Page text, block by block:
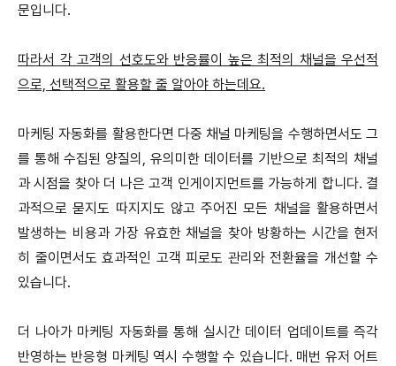
문입니다.
따라서 각 고객의 선호도와 반응률이 높은 최적의 채널을 우선적
으로, 선택적으로 활용할 줄 알아야 하는데요.
마케팅 자동화를 활용한다면 다중 채널 마케팅을 수행하면서도 그
를 통해 수집된 양질의, 유의미한 데이터를 기반으로 최적의 채널
과 시점을 찾아 더 나은 고객 인게이지먼트를 가능하게 합니다. 결
과적으로 묻지도 따지지도 않고 주어진 모든 채널을 활용하면서
발생하는 비용과 가장 유효한 채널을 찾아 방황하는 시간을 현저
히 줄이면서도 효과적인 고객 피로도 관리와 전환율을 개선할 수
있습니다.
더 나아가 마케팅 자동화를 통해 실시간 데이터 업데이트를 즉각
반영하는 반응형 마케팅 역시 수행할 수 있습니다. 매번 유저 어트